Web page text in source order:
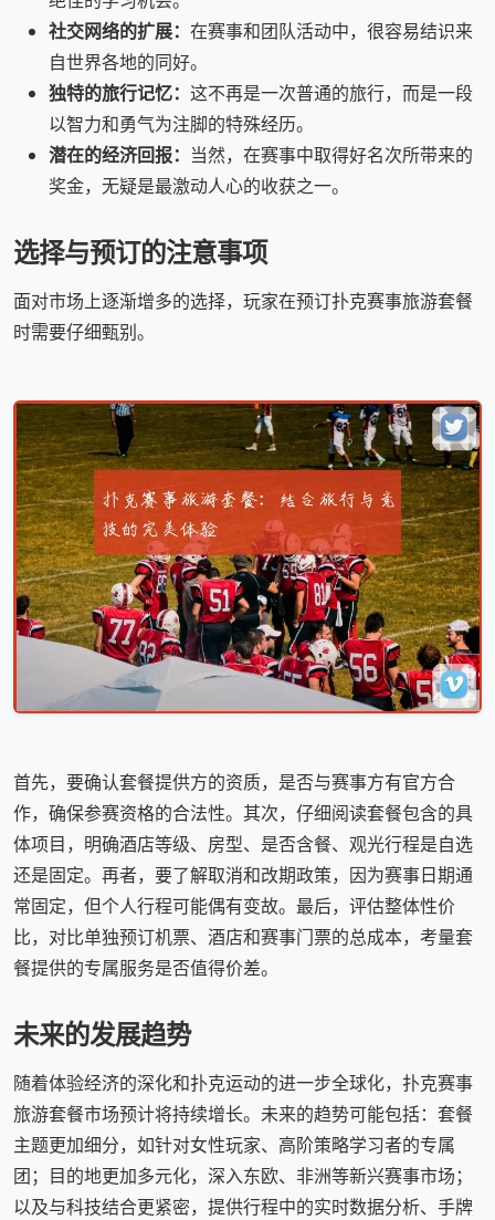
社交网络的扩展： 在赛事和团队活动中，很容易结识来
自世界各地的同好。
独特的旅行记忆： 这不再是一次普通的旅行，而是一段
以智力和勇气为注脚的特殊经历。
潜在的经济回报： 当然，在赛事中取得好名次所带来的
奖金，无疑是最激动人心的收获之一。
选择与预订的注意事项
面对市场上逐渐增多的选择，玩家在预订扑克赛事旅游套餐
时需要仔细甄别。
首先，要确认套餐提供方的资质，是否与赛事方有官方合
作，确保参赛资格的合法性。其次，仔细阅读套餐包含的具
体项目，明确酒店等级、房型、是否含餐、观光行程是自选
还是固定。再者，要了解取消和改期政策，因为赛事日期通
常固定，但个人行程可能偶有变故。最后，评估整体性价
比，对比单独预订机票、酒店和赛事门票的总成本，考量套
餐提供的专属服务是否值得价差。
未来的发展趋势
随着体验经济的深化和扑克运动的进一步全球化，扑克赛事
旅游套餐市场预计将持续增长。未来的趋势可能包括：套餐
主题更加细分，如针对女性玩家、高阶策略学习者的专属
团；目的地更加多元化，深入东欧、非洲等新兴赛事市场；
以及与科技结合更紧密，提供行程中的实时数据分析、手牌